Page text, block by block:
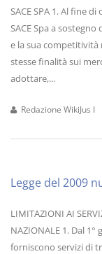
SACE SPA 1. Al fine
SACE Spa a
e la sua
stesse finalità sui
adottare,...
Redazione WikiJus I
Legge del 2009
LIMITAZIONI AI
NAZIONALE 1. Dal
forniscono servizi di